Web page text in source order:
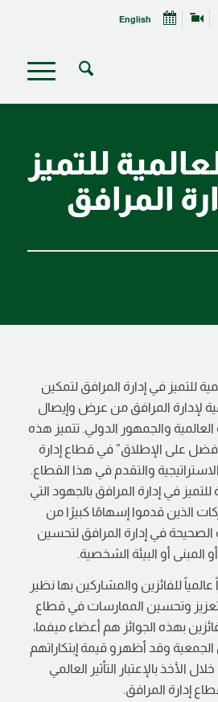
English
للتميز
المرافق
للتميز في إدارة المرافق لتمكين
لإدارة المرافق من عرض وإيصال
والجمهور الدولي. تتميز هذه
على الإطلاق” في قطاع إدارة
والتقدم في هذا القطاع.
للتميز في إدارة المرافق بالجهود التي
الذين قدموا إسهامًا كبيرًا من
في إدارة المرافق لتحسين
المبنى أو البيئة الشخصية.
عالمياً للفائزين والمشاركين بها نظير
وتحسين الممارسات في قطاع
بهذه الجوائز هم أعضاء ميفما،
الجمعية وقد أظهرو قيمة إبتكاراتهم
الأخذ بالإعتبار التأثير العالمي
إدارة المرافق.